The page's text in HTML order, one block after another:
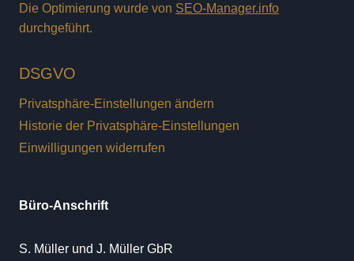
Die Optimierung wurde von SEO-Manager.info
durchgeführt.
DSGVO
Privatsphäre-Einstellungen ändern
Historie der Privatsphäre-Einstellungen
Einwilligungen widerrufen
Büro-Anschrift
S. Müller und J. Müller GbR